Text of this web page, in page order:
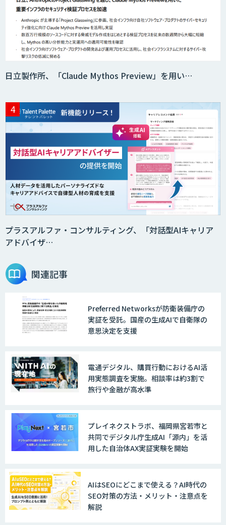
AI活用e-Learningサービス
CAIWA Service Viii（カイワサービスヴィ
ー）
RAGデータ作成ツール
ニーズを理解する対話型AIエージェント
「AI’mON for 展示会」
Web接客を進化させる対話型AIエージェ
ント「AI’mON for WEB」
生成AI研修サービス「CCAL研修」
ートキャンプ」
AIガイドライン策定コンサルティング
AI駆動開発エキスパート 育成プログラム
日立製作所、「Claude Mythos Preview」を用い…
プラスアルファ・コンサルティング、「対話型AIキャリア
アドバイザ…
関連記事
Preferred Networksが防衛装備庁の
実証を受託。国産の生成AIで自衛隊の
意思決定を支援
電通デジタル、購買行動におけるAI活
用実態調査を実施。相談率は約3割で
旅行や金融が高水準
プレイネクストラボ、福岡県宮若市と
共同でデジタル庁生成AI「源内」を活
用した自治体AX実証実験を開始
AIはSEOにどこまで使える？AI時代の
SEO対策の方法・メリット・注意点を
解説